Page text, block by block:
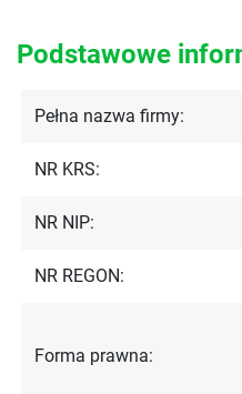
Podstawowe
Pełna nazwa firmy:
NR KRS:
NR NIP:
NR REGON:
Forma prawna: